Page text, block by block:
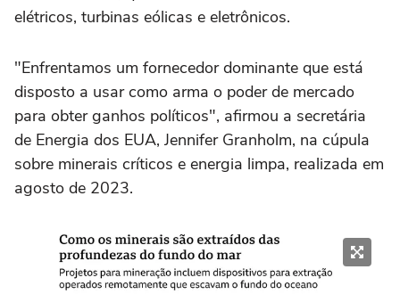
elétricos, turbinas eólicas e eletrônicos.
"Enfrentamos um fornecedor dominante que está
disposto a usar como arma o poder de mercado
para obter ganhos políticos", afirmou a secretária
de Energia dos EUA, Jennifer Granholm, na cúpula
sobre minerais críticos e energia limpa, realizada em
agosto de 2023.